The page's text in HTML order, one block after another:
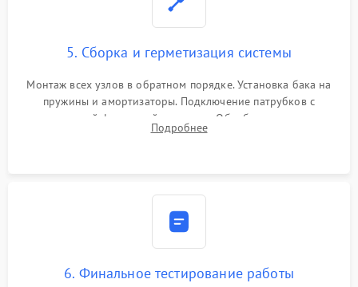
5. Сборка и герметизация системы
Монтаж всех узлов в обратном порядке. Установка бака на
пружины и амортизаторы. Подключение патрубков с
надежной фиксацией хомутами. Обработка стыков
герметиком для предотвращения возможных протечек воды.
Подробнее
6. Финальное тестирование работы